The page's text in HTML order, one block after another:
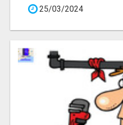
25/03/2024